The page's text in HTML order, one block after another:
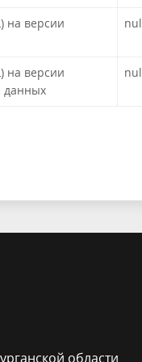
на версии
на версии
данных
области